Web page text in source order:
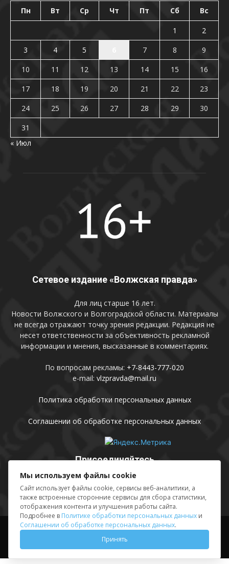
Пн Вт Ср Чт Пт Сб Вс
1
2
3
4 5 7 8
9
10
11 12 13 14 15
16
17
18 19 20 21 22
23
24
25 26 27 28 29
30
31
« Июл
Сетевое издание «Волжская правда»
Для лиц старше 16 лет.
Новости Волжского и Волгоградской области. Материалы
не всегда отражают точку зрения редакции. Редакция не
несет ответственности за объективность рекламной
информации и мнения, высказанные в комментариях.
По вопросам рекламы: +7-8443-777-020
e-mail: vlzpravda@mail.ru
Политика обработки персональных данных
Соглашении об обработке персональных данных
Присоединяйтесь
Выходные данные Sing in
© АМУ «Редакция газеты «Волжская правда», 2012-2026
Мы используем файлы cookie
Сайт использует файлы cookie, сервисы веб-аналитики, а
также встроенные сторонние сервисы для сбора статистики,
отображения контента и улучшения работы сайта.
Подробнее в Политике обработки персональных данных и
Соглашении об обработке персональных данных.
Принять